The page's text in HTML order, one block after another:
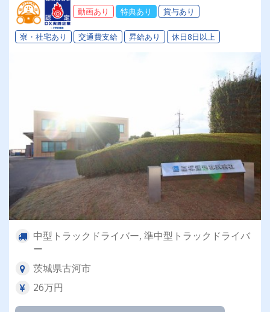
動画あり 特典あり 賞与あり
寮・社宅あり 交通費支給 昇給あり 休日8日以上
中型トラックドライバー, 準中型トラックドライバ
ー
茨城県古河市
26万円